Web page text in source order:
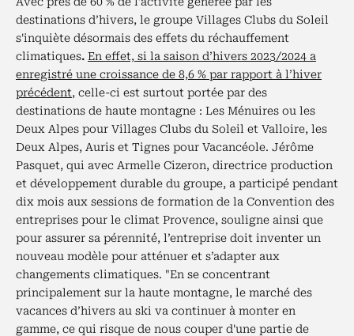
destinations d’hivers, le groupe Villages Clubs du Soleil
s'inquiète désormais des effets du réchauffement
climatiques. En effet, si la saison d’hivers 2023/2024 a
enregistré une croissance de 8,6 % par rapport à l’hiver
précédent, celle-ci est surtout portée par des
destinations de haute montagne : Les Ménuires ou les
Deux Alpes pour Villages Clubs du Soleil et Valloire, les
Deux Alpes, Auris et Tignes pour Vacancéole. Jérôme
Pasquet, qui avec Armelle Cizeron, directrice production
et développement durable du groupe, a participé pendant
dix mois aux sessions de formation de la Convention des
entreprises pour le climat Provence, souligne ainsi que
pour assurer sa pérennité, l’entreprise doit inventer un
nouveau modèle pour atténuer et s’adapter aux
changements climatiques. "En se concentrant
principalement sur la haute montagne, le marché des
vacances d’hivers au ski va continuer à monter en
gamme, ce qui risque de nous couper d'une partie de